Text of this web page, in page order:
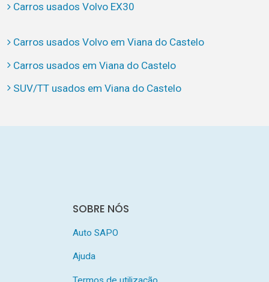
Carros usados Volvo EX30
Carros usados Volvo em Viana do Castelo
Carros usados em Viana do Castelo
SUV/TT usados em Viana do Castelo
SOBRE NÓS
Auto SAPO
Ajuda